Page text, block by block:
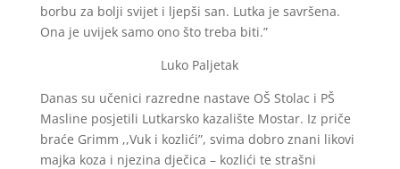
borbu za bolji svijet i ljepši san. Lutka je savršena.
Ona je uvijek samo ono što treba biti.”
Luko Paljetak
Danas su učenici razredne nastave OŠ Stolac i PŠ
Masline posjetili Lutkarsko kazalište Mostar. Iz priče
braće Grimm ,,Vuk i kozlići”, svima dobro znani likovi
majka koza i njezina dječica – kozlići te strašni